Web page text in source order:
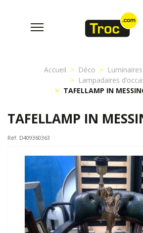
Accueil Déco
Lampadaires
TAFELLAMP IN
TAFELLAMP IN
Réf. D409360363